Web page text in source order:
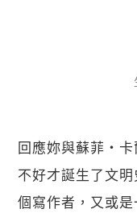
回應妳與蘇菲・
不好才誕生了文
個寫作者，又或